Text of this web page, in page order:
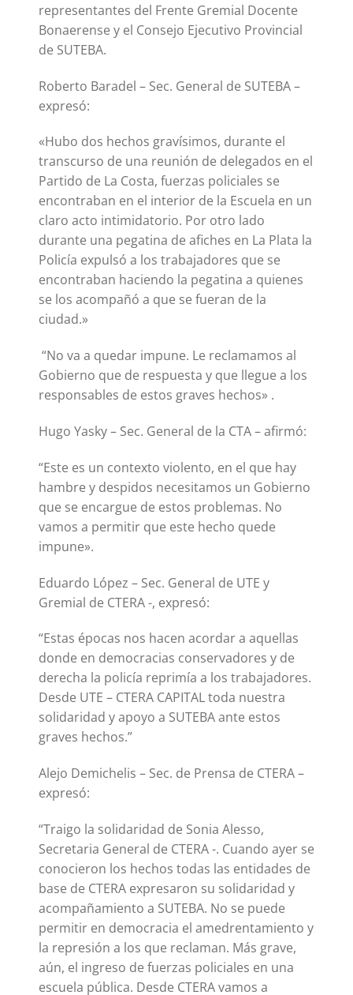
representantes del Frente Gremial Docente
Bonaerense y el Consejo Ejecutivo Provincial
de SUTEBA.
Roberto Baradel – Sec. General de SUTEBA –
expresó:
«Hubo dos hechos gravísimos, durante el
transcurso de una reunión de delegados en el
Partido de La Costa, fuerzas policiales se
encontraban en el interior de la Escuela en un
claro acto intimidatorio. Por otro lado
durante una pegatina de afiches en La Plata la
Policía expulsó a los trabajadores que se
encontraban haciendo la pegatina a quienes
se los acompañó a que se fueran de la
ciudad.»
“No va a quedar impune. Le reclamamos al
Gobierno que de respuesta y que llegue a los
responsables de estos graves hechos» .
Hugo Yasky – Sec. General de la CTA – afirmó:
“Este es un contexto violento, en el que hay
hambre y despidos necesitamos un Gobierno
que se encargue de estos problemas. No
vamos a permitir que este hecho quede
impune».
Eduardo López – Sec. General de UTE y
Gremial de CTERA -, expresó:
“Estas épocas nos hacen acordar a aquellas
donde en democracias conservadores y de
derecha la policía reprimía a los trabajadores.
Desde UTE – CTERA CAPITAL toda nuestra
solidaridad y apoyo a SUTEBA ante estos
graves hechos.”
Alejo Demichelis – Sec. de Prensa de CTERA –
expresó:
“Traigo la solidaridad de Sonia Alesso,
Secretaria General de CTERA -. Cuando ayer se
conocieron los hechos todas las entidades de
base de CTERA expresaron su solidaridad y
acompañamiento a SUTEBA. No se puede
permitir en democracia el amedrentamiento y
la represión a los que reclaman. Más grave,
aún, el ingreso de fuerzas policiales en una
escuela pública. Desde CTERA vamos a